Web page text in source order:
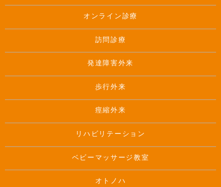
オンライン診療
訪問診療
発達障害外来
歩行外来
痙縮外来
リハビリテーション
ベビーマッサージ教室
オトノハ